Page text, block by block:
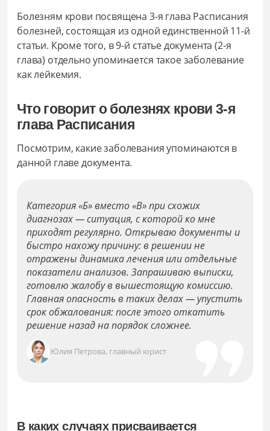
Болезням крови посвящена 3-я глава Расписания
болезней, состоящая из одной единственной 11-й
статьи. Кроме того, в 9-й статье документа (2-я
глава) отдельно упоминается такое заболевание
как лейкемия.
Что говорит о болезнях крови 3-я
глава Расписания
Посмотрим, какие заболевания упоминаются в
данной главе документа.
Категория «Б» вместо «В» при схожих
диагнозах — ситуация, с которой ко мне
приходят регулярно. Открываю документы и
быстро нахожу причину: в решении не
отражены динамика лечения или отдельные
показатели анализов. Запрашиваю выписки,
готовлю жалобу в вышестоящую комиссию.
Главная опасность в таких делах — упустить
срок обжалования: после этого откатить
решение назад на порядок сложнее.
Юлия Петрова, главный юрист
В каких случаях присваивается